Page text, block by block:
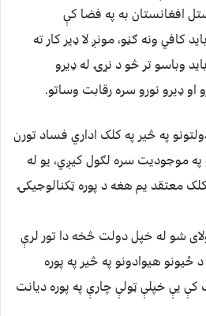
افغانستان به په فضا کې
کافي ونه ګڼو، مونږ لا ډير کار ته
وباسو تر څو د نړۍ له ډيرو
ډيرو نورو سره رقابت وساتو.
په څیر په کلک اداري فساد تورن
په موجودیت سره لګول کیږي، یو له
معتقد یم هغه د پوره ټکنالوجیکۍ
شو له خپل دولت څخه دا تور لرې
ځیونو هیوادونو په څير په پوره
یې خپلې ټولې چارې په پوره دیانت